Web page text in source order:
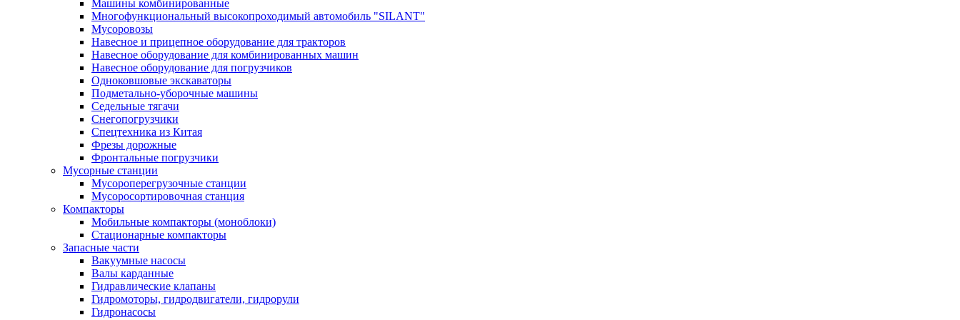
Машины комбинированные
Многофункциональный высокопроходимый автомобиль "SILANT"
Мусоровозы
Навесное и прицепное оборудование для тракторов
Навесное оборудование для комбинированных машин
Навесное оборудование для погрузчиков
Одноковшовые экскаваторы
Подметально-уборочные машины
Седельные тягачи
Снегопогрузчики
Спецтехника из Китая
Фрезы дорожные
Фронтальные погрузчики
Мусорные станции
Мусороперегрузочные станции
Мусоросортировочная станция
Компакторы
Мобильные компакторы (моноблоки)
Стационарные компакторы
Запасные части
Вакуумные насосы
Валы карданные
Гидравлические клапаны
Гидромоторы, гидродвигатели, гидрорули
Гидронасосы